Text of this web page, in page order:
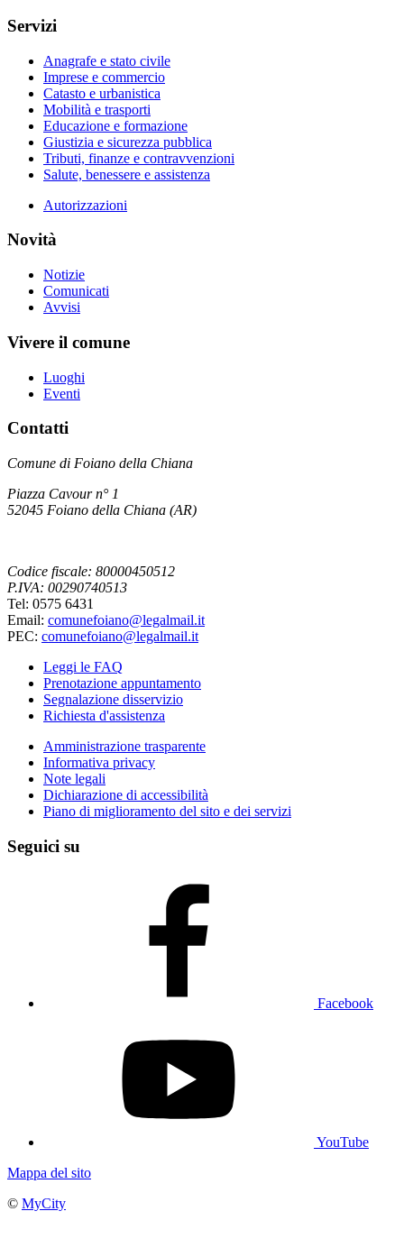
Servizi
Anagrafe e stato civile
Imprese e commercio
Catasto e urbanistica
Mobilità e trasporti
Educazione e formazione
Giustizia e sicurezza pubblica
Tributi, finanze e contravvenzioni
Salute, benessere e assistenza
Autorizzazioni
Novità
Notizie
Comunicati
Avvisi
Vivere il comune
Luoghi
Eventi
Contatti
Comune di Foiano della Chiana
Piazza Cavour n° 1
52045 Foiano della Chiana (AR)
Codice fiscale: 80000450512
P.IVA: 00290740513
Tel: 0575 6431
Email: comunefoiano@legalmail.it
PEC: comunefoiano@legalmail.it
Leggi le FAQ
Prenotazione appuntamento
Segnalazione disservizio
Richiesta d'assistenza
Amministrazione trasparente
Informativa privacy
Note legali
Dichiarazione di accessibilità
Piano di miglioramento del sito e dei servizi
Seguici su
Facebook
YouTube
Mappa del sito
© MyCity